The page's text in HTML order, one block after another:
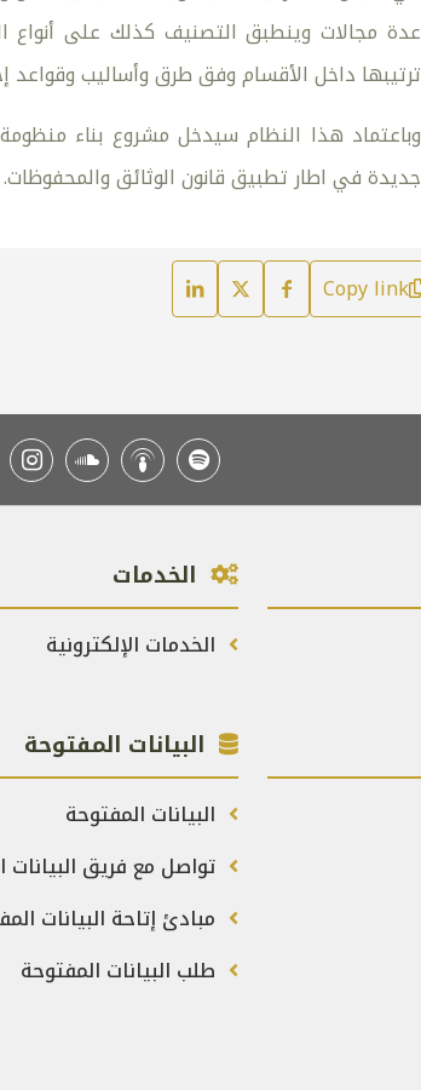
عدة مجالات وينطبق التصنيف كذلك على أنواع
ترتيبها داخل الأقسام وفق طرق وأساليب وقواعد
وباعتماد هذا النظام سيدخل مشروع بناء
جديدة في اطار تطبيق قانون الوثائق والمحفوظات.
Copy link
الخدمات
الخدمات الإلكترونية
البيانات المفتوحة
البيانات المفتوحة
تواصل مع فريق البيانات
مبادئ إتاحة البيانات
طلب البيانات المفتوحة